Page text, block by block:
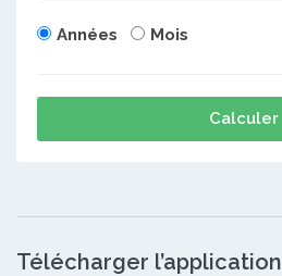
Années Mois
Calculer
Télécharger l’application